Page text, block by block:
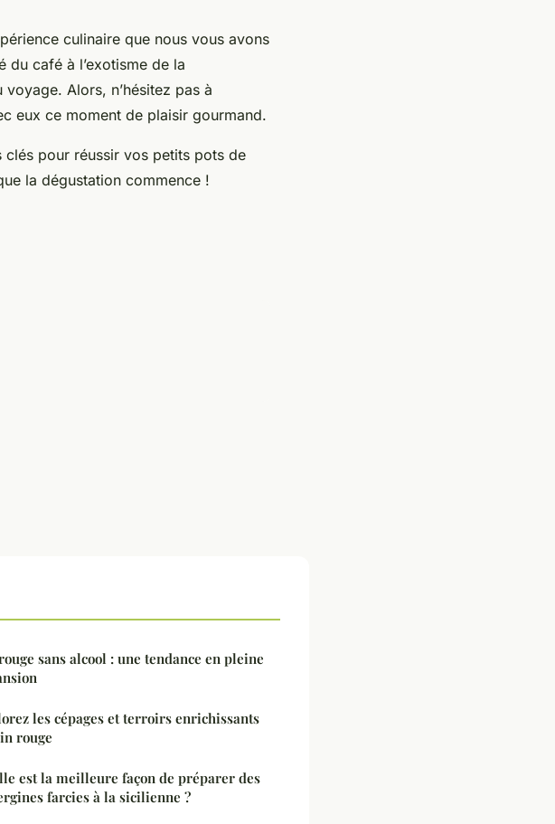
culinaire que nous vous avons
du café à l’exotisme de la
Alors, n’hésitez pas à
eux ce moment de plaisir gourmand.
pour réussir vos petits pots de
la dégustation commence !
sans alcool : une tendance en pleine
les cépages et terroirs enrichissants
rouge
est la meilleure façon de préparer des
farcies à la sicilienne ?